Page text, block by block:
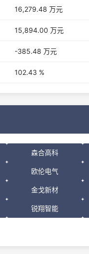
16,279.48 万元
15,894.00 万元
-385.48 万元
102.43 %
森合高科
欧伦电气
金戈新材
锐翔智能